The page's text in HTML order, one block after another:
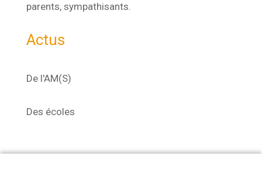
parents, sympathisants.
Actus
De l'AM(S)
Des écoles